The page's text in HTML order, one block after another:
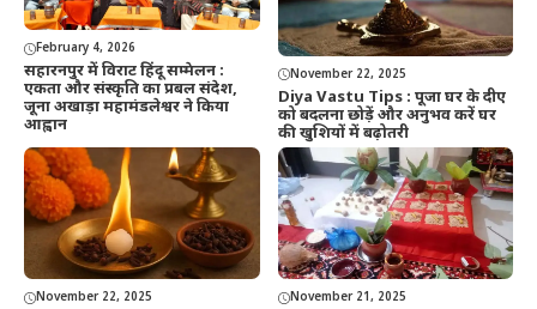
February 4, 2026
सहारनपुर में विराट हिंदू सम्मेलन :
एकता और संस्कृति का प्रबल संदेश,
जूना अखाड़ा महामंडलेश्वर ने किया
आह्वान
November 22, 2025
Diya Vastu Tips : पूजा घर के दीए
को बदलना छोड़ें और अनुभव करें घर
की खुशियों में बढ़ोतरी
November 22, 2025 November 21, 2025